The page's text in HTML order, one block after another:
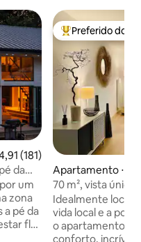
de uma avaliação média
(181)
da
um
zona
a pé da
flui
Entre os
Preferido dos
Apartamento ⋅
Croix-de-Vie
70 m², vista única
minutos da praia
Idealmente
vida local e a
o apartamento
conforto, incrível